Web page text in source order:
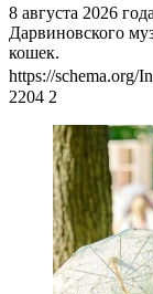
8 августа 2026
Дарвиновского
кошек.
https://schema.org/
2204 2